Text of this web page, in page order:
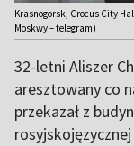
Krasnogorsk, Crocus City
Moskwy – telegram)
32-letni Aliszer
aresztowany co
przekazał z